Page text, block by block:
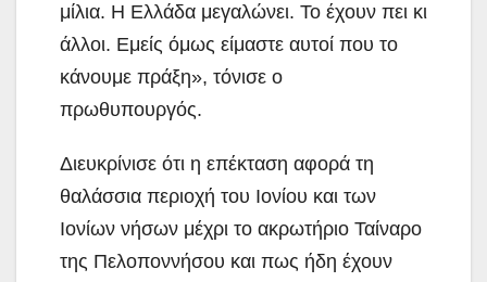
μίλια. Η Ελλάδα μεγαλώνει. Το έχουν πει κι
άλλοι. Εμείς όμως είμαστε αυτοί που το
κάνουμε πράξη», τόνισε ο
πρωθυπουργός.
Διευκρίνισε ότι η επέκταση αφορά τη
θαλάσσια περιοχή του Ιονίου και των
Ιονίων νήσων μέχρι το ακρωτήριο Ταίναρο
της Πελοποννήσου και πως ήδη έχουν